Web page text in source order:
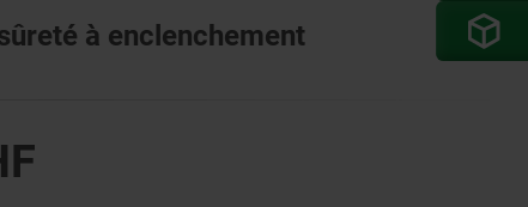
à enclenchement